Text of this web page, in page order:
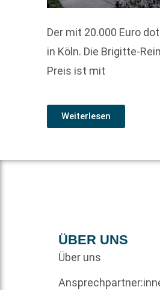
Der mit 20.000 Euro
in Köln. Die Brigitte-
Preis ist mit
Weiterlesen
ÜBER UNS
Über uns